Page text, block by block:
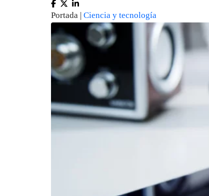
Portada | Ciencia y tecnología